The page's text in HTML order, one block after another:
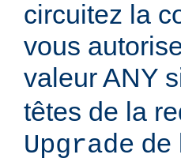
circuitez la
vous
valeur ANY
têtes de la
Upgrade de